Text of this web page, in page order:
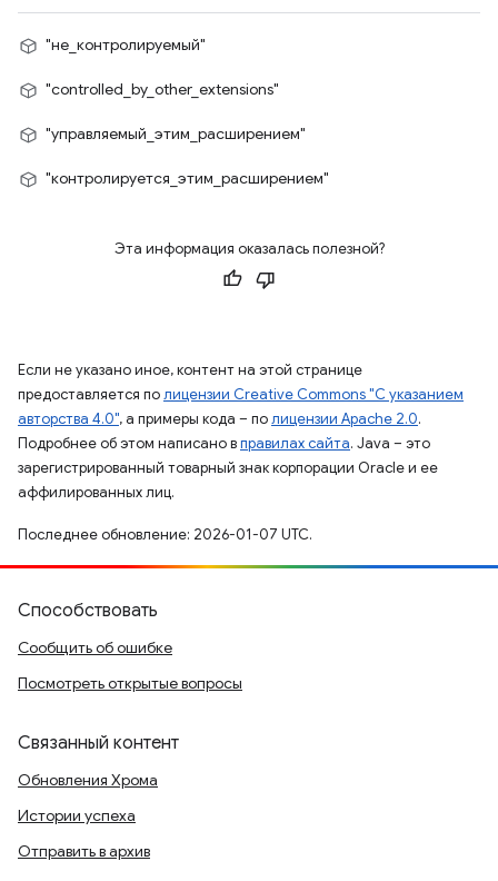
"не_контролируемый"
"controlled_by_other_extensions"
"управляемый_этим_расширением"
"контролируется_этим_расширением"
Эта информация оказалась полезной?
Если не указано иное, контент на этой странице
предоставляется полицензии Creative Commons "С указанием
авторства 4.0", а примеры кода – полицензии Apache 2.0.
Подробнее об этом написано вправилах сайта. Java – это
зарегистрированный товарный знак корпорации Oracle и ее
аффилированных лиц.
Последнее обновление: 2026-01-07 UTC.
Способствовать
Сообщить об ошибке
Посмотреть открытые вопросы
Связанный контент
Обновления Хрома
Истории успеха
Отправить в архив